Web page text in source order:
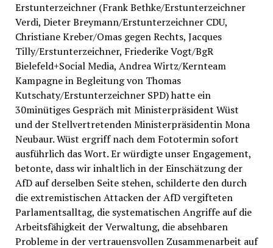
Erstunterzeichner (Frank Bethke/Erstunterzeichner
Verdi, Dieter Breymann/Erstunterzeichner CDU,
Christiane Kreber/Omas gegen Rechts, Jacques
Tilly/Erstunterzeichner, Friederike Vogt/BgR
Bielefeld+Social Media, Andrea Wirtz/Kernteam
Kampagne in Begleitung von Thomas
Kutschaty/Erstunterzeichner SPD) hatte ein
30minütiges Gespräch mit Ministerpräsident Wüst
und der Stellvertretenden Ministerpräsidentin Mona
Neubaur. Wüst ergriff nach dem Fototermin sofort
ausführlich das Wort. Er würdigte unser Engagement,
betonte, dass wir inhaltlich in der Einschätzung der
AfD auf derselben Seite stehen, schilderte den durch
die extremistischen Attacken der AfD vergifteten
Parlamentsalltag, die systematischen Angriffe auf die
Arbeitsfähigkeit der Verwaltung, die absehbaren
Probleme in der vertrauensvollen Zusammenarbeit auf